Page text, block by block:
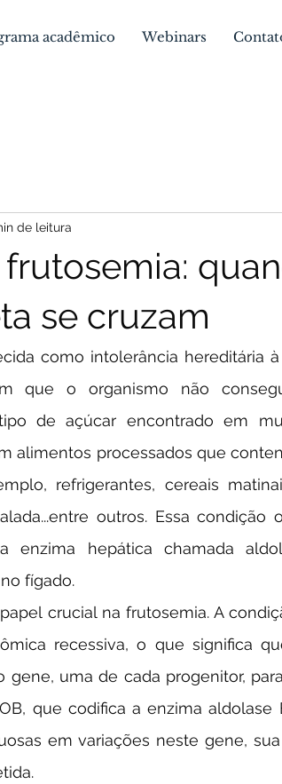
acadêmico Webinars
se cruzam
de leitura
que o organismo não
de açúcar encontrado em
alimentos processados que
refrigerantes, cereais
outros. Essa condição
enzima hepática chamada
fígado.
recessiva, o que significa
gene, uma de cada progenitor,
que codifica a enzima aldolase
em variações neste gene,